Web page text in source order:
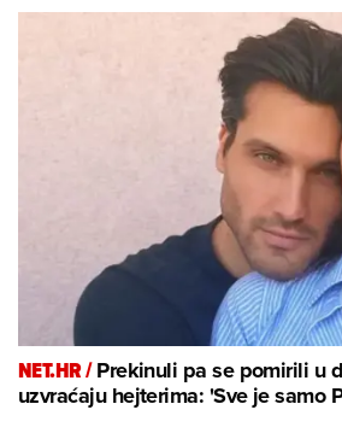
NET.HR /Prekinuli pa se pomirili u
uzvraćaju hejterima: 'Sve je samo